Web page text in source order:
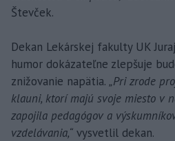
Števček.
Dekan Lekárskej fakulty UK
humor dokázateľne zlepšuje
znižovanie napätia. „Pri zrode
klauni, ktorí majú svoje miesto v
zapojila pedagógov a
vzdelávania,“ vysvetlil dekan.